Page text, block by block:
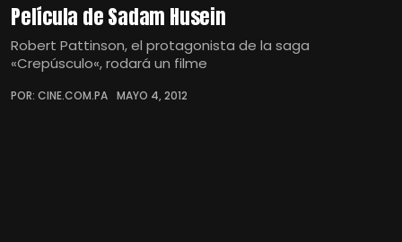
Película de Sadam Husein
Robert Pattinson, el protagonista de la saga
«Crepúsculo«, rodará un filme
POR: CINE.COM.PA MAYO 4, 2012